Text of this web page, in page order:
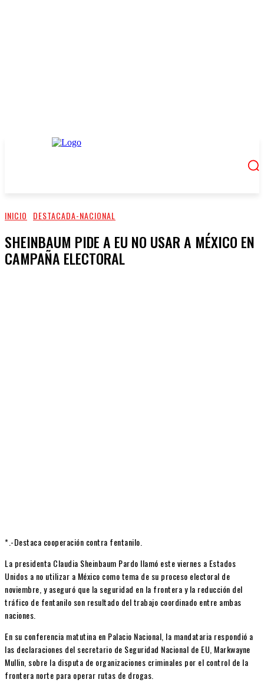
INICIO DESTACADA-NACIONAL
SHEINBAUM PIDE A EU NO USAR A MÉXICO EN
CAMPAÑA ELECTORAL
*.-Destaca cooperación contra fentanilo.
La presidenta Claudia Sheinbaum Pardo llamó este viernes a Estados
Unidos a no utilizar a México como tema de su proceso electoral de
noviembre, y aseguró que la seguridad en la frontera y la reducción del
tráfico de fentanilo son resultado del trabajo coordinado entre ambas
naciones.
En su conferencia matutina en Palacio Nacional, la mandataria respondió a
las declaraciones del secretario de Seguridad Nacional de EU, Markwayne
Mullin, sobre la disputa de organizaciones criminales por el control de la
frontera norte para operar rutas de drogas.